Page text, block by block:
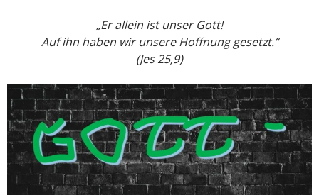
„Er allein ist unser Gott!
Auf ihn haben wir unsere Hoffnung gesetzt.“
(Jes 25,9)